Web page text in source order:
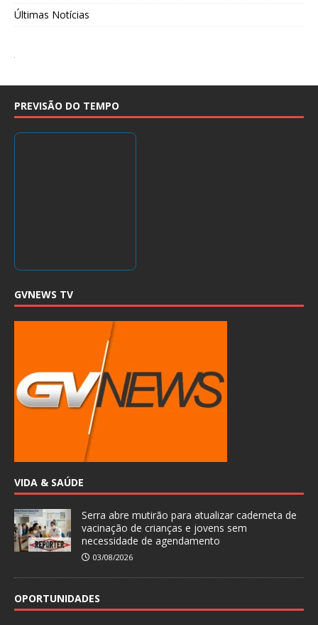
Últimas Notícias
PREVISÃO DO TEMPO
GVNEWS TV
VIDA & SAÚDE
Serra abre mutirão para atualizar caderneta de
vacinação de crianças e jovens sem
necessidade de agendamento
03/08/2026
OPORTUNIDADES